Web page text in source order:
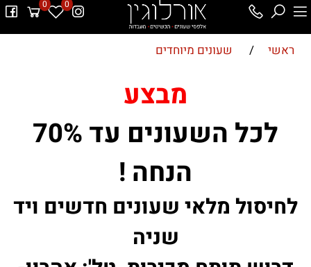
0 0
ראשי / שעונים מיוחדים
מבצע
לכל השעונים עד 70%
הנחה !
לחיסול מלאי שעונים חדשים ויד
שניה